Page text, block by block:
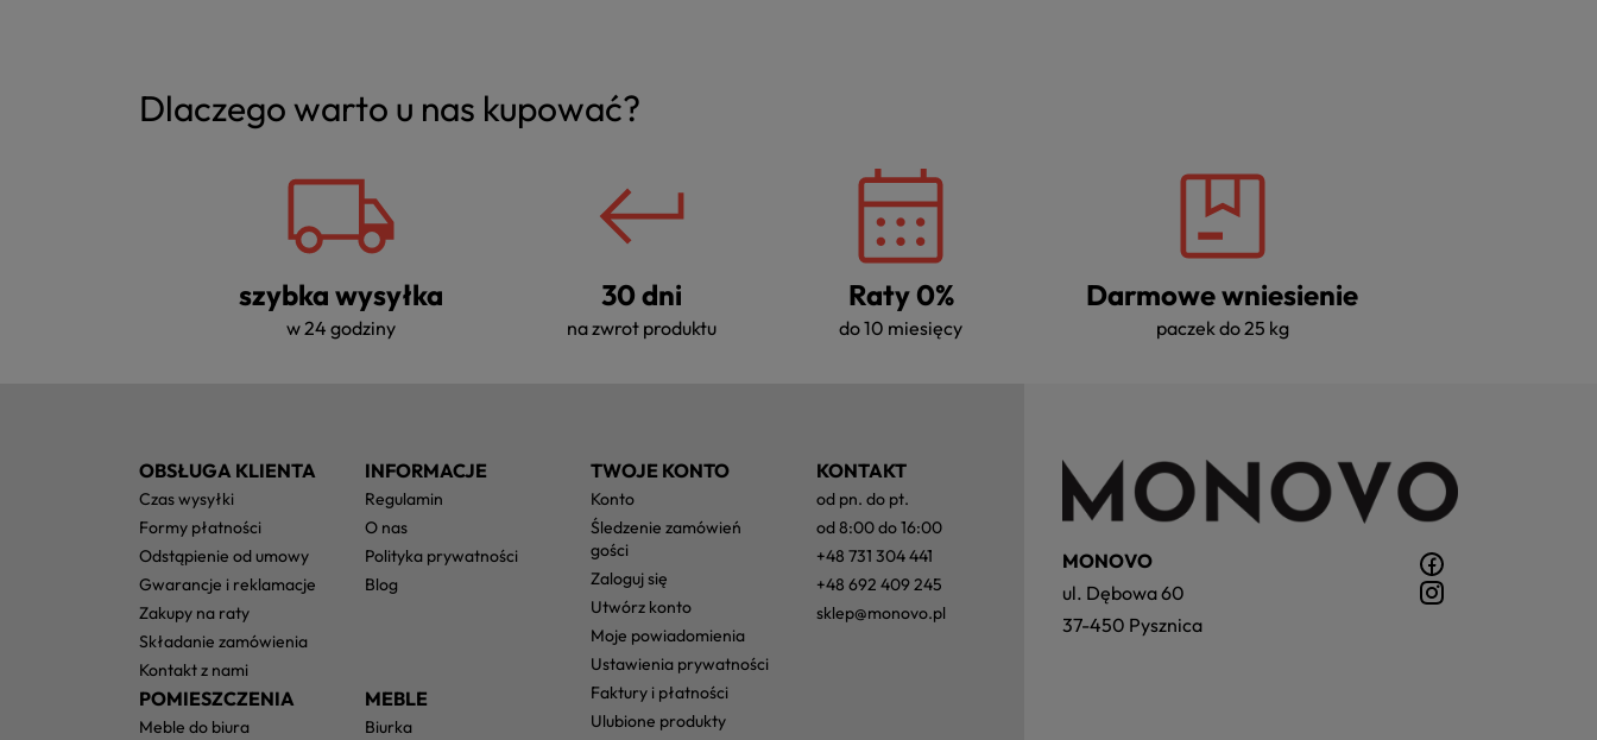
Dlaczego warto u nas kupować?
szybka wysyłka
w 24 godziny
30 dni
na zwrot produktu
Raty 0%
do 10 miesięcy
Darmowe wniesienie
paczek do 25 kg
OBSŁUGA KLIENTA
czas wysyłki
formy płatności
odstąpienie od umowy
gwarancje i reklamacje
zakupy na raty
składanie zamówienia
kontakt z nami
INFORMACJE
regulamin
o nas
polityka prywatności
blog
POMIESZCZENIA
meble do biura
MEBLE
biurka
TWOJE KONTO
konto
śledzenie zamówień
gości
zaloguj się
utwórz konto
moje powiadomienia
ustawienia prywatności
faktury i płatności
ulubione produkty
MONOVO
ul. Dębowa 60
37-450 Pysznica
KONTAKT
od pn. do pt.
od 8:00 do 16:00
+48 731 304 441
+48 692 409 245
sklep@monovo.pl